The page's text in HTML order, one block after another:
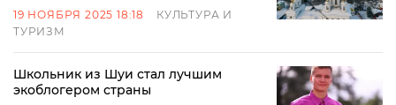
19 НОЯБРЯ 2025 18:18
КУЛЬТУРА И
ТУРИЗМ
Школьник из Шуи стал лучшим
экоблогером страны